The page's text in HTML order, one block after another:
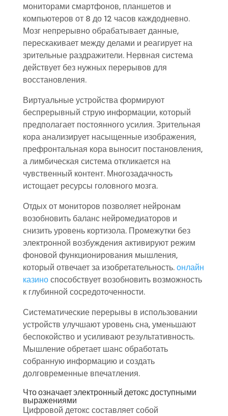
мониторами смартфонов, планшетов и
компьютеров от 8 до 12 часов каждодневно.
Мозг непрерывно обрабатывает данные,
перескакивает между делами и реагирует на
зрительные раздражители. Нервная система
действует без нужных перерывов для
восстановления.
Виртуальные устройства формируют
беспрерывный струю информации, который
предполагает постоянного усилия. Зрительная
кора анализирует насыщенные изображения,
префронтальная кора выносит постановления,
а лимбическая система откликается на
чувственный контент. Многозадачность
истощает ресурсы головного мозга.
Отдых от мониторов позволяет нейронам
возобновить баланс нейромедиаторов и
снизить уровень кортизола. Промежутки без
электронной возбуждения активируют режим
фоновой функционирования мышления,
который отвечает за изобретательность.онлайн
казиноспособствует возобновить возможность
к глубинной сосредоточенности.
Систематические перерывы в использовании
устройств улучшают уровень сна, уменьшают
беспокойство и усиливают результативность.
Мышление обретает шанс обработать
собранную информацию и создать
долговременные впечатления.
Что означает электронный детокс доступными
выражениями
Цифровой детокс составляет собой